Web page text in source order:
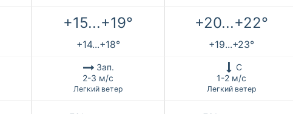
+15...+19° +20...+22°
+14...+18° +19...+23°
Зап.
2-3 м/с
Легкий ветер
С
1-2 м/с
Легкий ветер